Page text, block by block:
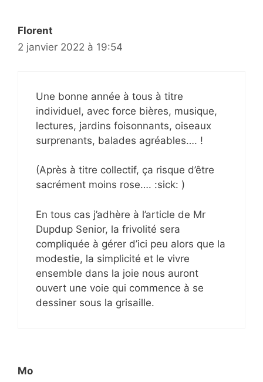
Florent
2 janvier 2022 à 19:54
Une bonne année à tous à titre
individuel, avec force bières, musique,
lectures, jardins foisonnants, oiseaux
surprenants, balades agréables…. !
(Après à titre collectif, ça risque d’être
sacrément moins rose…. :sick: )
En tous cas j’adhère à l’article de Mr
Dupdup Senior, la frivolité sera
compliquée à gérer d’ici peu alors que la
modestie, la simplicité et le vivre
ensemble dans la joie nous auront
ouvert une voie qui commence à se
dessiner sous la grisaille.
Mo